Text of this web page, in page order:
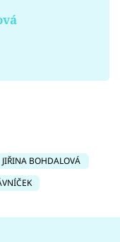
JIŘINA BOHDALOVÁ